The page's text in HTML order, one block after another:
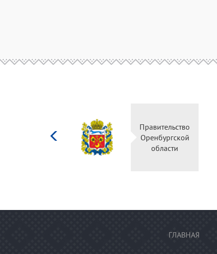
культуры
Российской
Правительство
Оренбургской
области
ГЛАВНАЯ